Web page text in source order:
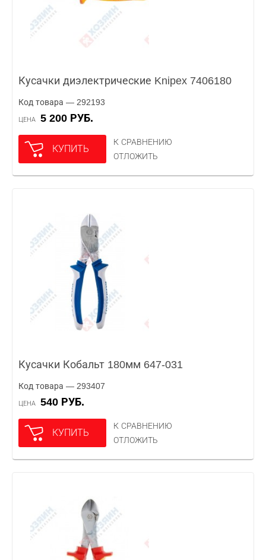
Кусачки диэлектрические Knipex 7406180
Код товара — 292193
ЦЕНА 5 200 РУБ.
КУПИТЬ
К СРАВНЕНИЮ
ОТЛОЖИТЬ
Кусачки Кобальт 180мм 647-031
Код товара — 293407
ЦЕНА 540 РУБ.
КУПИТЬ
К СРАВНЕНИЮ
ОТЛОЖИТЬ